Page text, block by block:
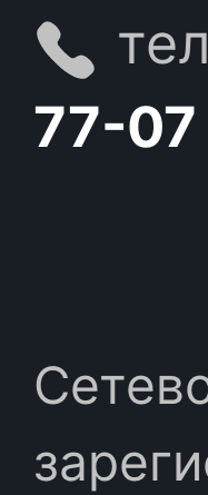
77-07